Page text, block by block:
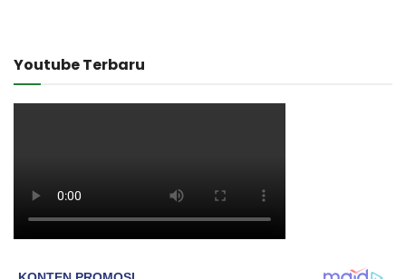
Youtube Terbaru